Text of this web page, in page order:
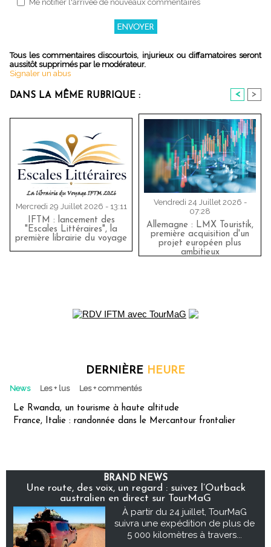
Me notifier l'arrivée de nouveaux commentaires
Tous les commentaires discourtois, injurieux ou diffamatoires seront
aussitôt supprimés par le modérateur.
Signaler un abus
DANS LA MÊME RUBRIQUE : < >
Mercredi 29 Juillet 2026 - 13:11
IFTM : lancement des
"Escales Littéraires", la
première librairie du voyage
Vendredi 24 Juillet 2026 -
07:28
Allemagne : LMX Touristik,
première acquisition d'un
projet européen plus
ambitieux
DERNIÈRE HEURE
News Les + lus Les + commentés
Le Rwanda, un tourisme à haute altitude
France, Italie : randonnée dans le Mercantour frontalier
BRAND NEWS
Une route, des voix, un regard : suivez l’Outback
australien en direct sur TourMaG
À partir du 24 juillet, TourMaG
suivra une expédition de plus de
5 000 kilomètres à travers...